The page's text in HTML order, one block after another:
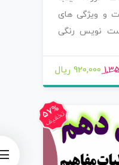
و ویژگی های
نویس رنگی
920,000 ریال
57%
تخفیف